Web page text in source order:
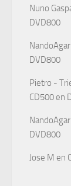
Nuno
DVD800
NandoAgar
DVD800
Pietro -
CD500 en
NandoAgar
DVD800
Jose M en